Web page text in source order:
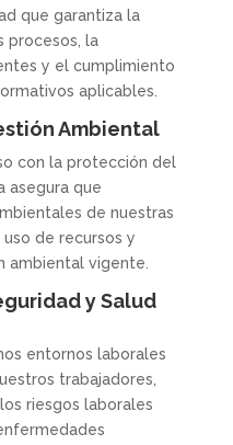
que garantiza la
procesos, la
y el cumplimiento
aplicables.
Ambiental
con la protección del
asegura que
de nuestras
de recursos y
ambiental vigente.
y Salud
entornos laborales
trabajadores,
riesgos laborales